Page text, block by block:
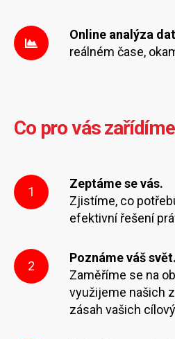
Online analýza dat
reálném čase,
Co pro vás
1
Zeptáme se vás.
Zjistíme, co
efektivní řešení
2
Poznáme váš svět.
Zaměříme se na
využijeme našich
zásah vašich